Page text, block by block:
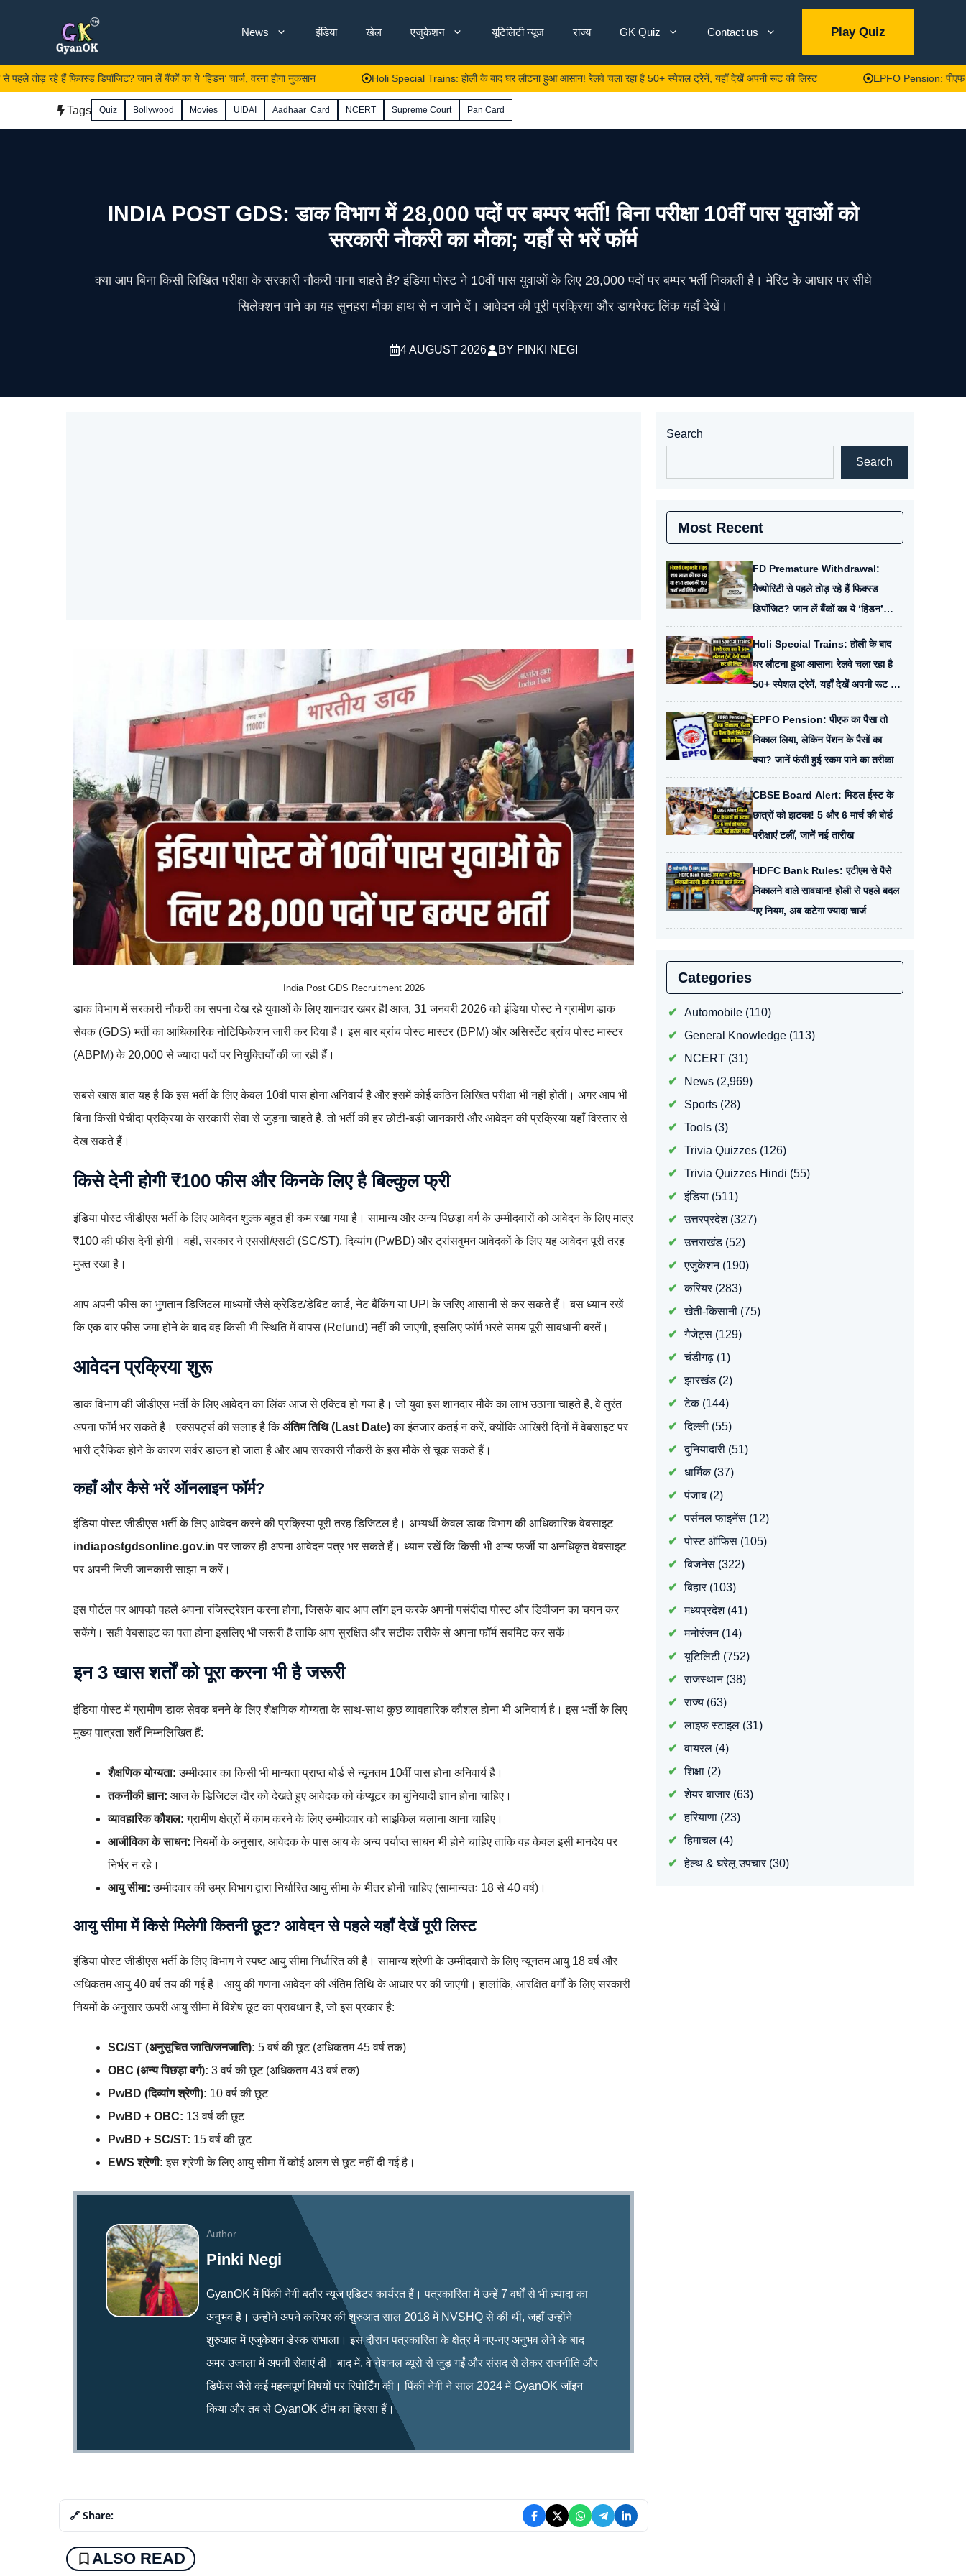
News इंडिया खेल एजुकेशन यूटिलिटी न्यूज राज्य GK Quiz Contact us Play Quiz
फिक्स्ड डिपॉजिट? जान लें बैंकों का ये ‘हिडन’ चार्ज, वरना होगा नुकसान Holi Special Trains: होली के बाद घर लौटना हुआ आसान! रेलवे चला रहा है 50+ स्पेशल ट्रेनें, यहाँ देखें अपनी रूट की लिस्ट EPFO Pension: पीएफ का पैसा तो
Tags Quiz Bollywood Movies UIDAI Aadhaar Card NCERT Supreme Court Pan Card
INDIA POST GDS: डाक विभाग में 28,000 पदों पर बम्पर भर्ती! बिना परीक्षा 10वीं पास युवाओं को
सरकारी नौकरी का मौका; यहाँ से भरें फॉर्म
क्या आप बिना किसी लिखित परीक्षा के सरकारी नौकरी पाना चाहते हैं? इंडिया पोस्ट ने 10वीं पास युवाओं के लिए 28,000 पदों पर बम्पर भर्ती निकाली है। मेरिट के आधार पर सीधे
सिलेक्शन पाने का यह सुनहरा मौका हाथ से न जाने दें। आवेदन की पूरी प्रक्रिया और डायरेक्ट लिंक यहाँ देखें।
4 AUGUST 2026 BY PINKI NEGI
India Post GDS Recruitment 2026
डाक विभाग में सरकारी नौकरी का सपना देख रहे युवाओं के लिए शानदार खबर है! आज, 31 जनवरी 2026 को इंडिया पोस्ट ने ग्रामीण डाक
सेवक (GDS) भर्ती का आधिकारिक नोटिफिकेशन जारी कर दिया है। इस बार ब्रांच पोस्ट मास्टर (BPM) और असिस्टेंट ब्रांच पोस्ट मास्टर
(ABPM) के 20,000 से ज्यादा पदों पर नियुक्तियाँ की जा रही हैं।
सबसे खास बात यह है कि इस भर्ती के लिए केवल 10वीं पास होना अनिवार्य है और इसमें कोई कठिन लिखित परीक्षा भी नहीं होती। अगर आप भी
बिना किसी पेचीदा प्रक्रिया के सरकारी सेवा से जुड़ना चाहते हैं, तो भर्ती की हर छोटी-बड़ी जानकारी और आवेदन की प्रक्रिया यहाँ विस्तार से
देख सकते हैं।
किसे देनी होगी ₹100 फीस और किनके लिए है बिल्कुल फ्री
इंडिया पोस्ट जीडीएस भर्ती के लिए आवेदन शुल्क बहुत ही कम रखा गया है। सामान्य और अन्य पिछड़ा वर्ग के उम्मीदवारों को आवेदन के लिए मात्र
₹100 की फीस देनी होगी। वहीं, सरकार ने एससी/एसटी (SC/ST), दिव्यांग (PwBD) और ट्रांसवुमन आवेदकों के लिए यह आवेदन पूरी तरह
मुफ्त रखा है।
आप अपनी फीस का भुगतान डिजिटल माध्यमों जैसे क्रेडिट/डेबिट कार्ड, नेट बैंकिंग या UPI के जरिए आसानी से कर सकते हैं। बस ध्यान रखें
कि एक बार फीस जमा होने के बाद वह किसी भी स्थिति में वापस (Refund) नहीं की जाएगी, इसलिए फॉर्म भरते समय पूरी सावधानी बरतें।
आवेदन प्रक्रिया शुरू
डाक विभाग की जीडीएस भर्ती के लिए आवेदन का लिंक आज से एक्टिव हो गया है। जो युवा इस शानदार मौके का लाभ उठाना चाहते हैं, वे तुरंत
अपना फॉर्म भर सकते हैं। एक्सपर्ट्स की सलाह है किअंतिम तिथि (Last Date)का इंतजार कतई न करें, क्योंकि आखिरी दिनों में वेबसाइट पर
भारी ट्रैफिक होने के कारण सर्वर डाउन हो जाता है और आप सरकारी नौकरी के इस मौके से चूक सकते हैं।
कहाँ और कैसे भरें ऑनलाइन फॉर्म?
इंडिया पोस्ट जीडीएस भर्ती के लिए आवेदन करने की प्रक्रिया पूरी तरह डिजिटल है। अभ्यर्थी केवल डाक विभाग की आधिकारिक वेबसाइट
indiapostgdsonline.gov.in पर जाकर ही अपना आवेदन पत्र भर सकते हैं। ध्यान रखें कि किसी भी अन्य फर्जी या अनधिकृत वेबसाइट
पर अपनी निजी जानकारी साझा न करें।
इस पोर्टल पर आपको पहले अपना रजिस्ट्रेशन करना होगा, जिसके बाद आप लॉग इन करके अपनी पसंदीदा पोस्ट और डिवीजन का चयन कर
सकेंगे। सही वेबसाइट का पता होना इसलिए भी जरूरी है ताकि आप सुरक्षित और सटीक तरीके से अपना फॉर्म सबमिट कर सकें।
इन 3 खास शर्तों को पूरा करना भी है जरूरी
इंडिया पोस्ट में ग्रामीण डाक सेवक बनने के लिए शैक्षणिक योग्यता के साथ-साथ कुछ व्यावहारिक कौशल होना भी अनिवार्य है। इस भर्ती के लिए
मुख्य पात्रता शर्तें निम्नलिखित हैं:
शैक्षणिक योग्यता: उम्मीदवार का किसी भी मान्यता प्राप्त बोर्ड से न्यूनतम 10वीं पास होना अनिवार्य है।
तकनीकी ज्ञान: आज के डिजिटल दौर को देखते हुए आवेदक को कंप्यूटर का बुनियादी ज्ञान होना चाहिए।
व्यावहारिक कौशल: ग्रामीण क्षेत्रों में काम करने के लिए उम्मीदवार को साइकिल चलाना आना चाहिए।
आजीविका के साधन: नियमों के अनुसार, आवेदक के पास आय के अन्य पर्याप्त साधन भी होने चाहिए ताकि वह केवल इसी मानदेय पर
निर्भर न रहे।
आयु सीमा: उम्मीदवार की उम्र विभाग द्वारा निर्धारित आयु सीमा के भीतर होनी चाहिए (सामान्यतः 18 से 40 वर्ष)।
आयु सीमा में किसे मिलेगी कितनी छूट? आवेदन से पहले यहाँ देखें पूरी लिस्ट
इंडिया पोस्ट जीडीएस भर्ती के लिए विभाग ने स्पष्ट आयु सीमा निर्धारित की है। सामान्य श्रेणी के उम्मीदवारों के लिए न्यूनतम आयु 18 वर्ष और
अधिकतम आयु 40 वर्ष तय की गई है। आयु की गणना आवेदन की अंतिम तिथि के आधार पर की जाएगी। हालांकि, आरक्षित वर्गों के लिए सरकारी
नियमों के अनुसार ऊपरी आयु सीमा में विशेष छूट का प्रावधान है, जो इस प्रकार है:
SC/ST (अनुसूचित जाति/जनजाति): 5 वर्ष की छूट (अधिकतम 45 वर्ष तक)
OBC (अन्य पिछड़ा वर्ग): 3 वर्ष की छूट (अधिकतम 43 वर्ष तक)
PwBD (दिव्यांग श्रेणी): 10 वर्ष की छूट
PwBD + OBC: 13 वर्ष की छूट
PwBD + SC/ST: 15 वर्ष की छूट
EWS श्रेणी: इस श्रेणी के लिए आयु सीमा में कोई अलग से छूट नहीं दी गई है।
Author
Pinki Negi
GyanOK में पिंकी नेगी बतौर न्यूज एडिटर कार्यरत हैं। पत्रकारिता में उन्हें 7 वर्षों से भी ज़्यादा का
अनुभव है। उन्होंने अपने करियर की शुरुआत साल 2018 में NVSHQ से की थी, जहाँ उन्होंने
शुरुआत में एजुकेशन डेस्क संभाला। इस दौरान पत्रकारिता के क्षेत्र में नए-नए अनुभव लेने के बाद
अमर उजाला में अपनी सेवाएं दी। बाद में, वे नेशनल ब्यूरो से जुड़ गईं और संसद से लेकर राजनीति और
डिफेंस जैसे कई महत्वपूर्ण विषयों पर रिपोर्टिंग की। पिंकी नेगी ने साल 2024 में GyanOK जॉइन
किया और तब से GyanOK टीम का हिस्सा हैं।
🔗 Share:
ALSO READ
Search
Search
Most Recent
FD Premature Withdrawal:
मैच्योरिटी से पहले तोड़ रहे हैं फिक्स्ड
डिपॉजिट? जान लें बैंकों का ये ‘हिडन’
चार्ज, वरना होगा नुकसान
Holi Special Trains: होली के बाद
घर लौटना हुआ आसान! रेलवे चला रहा है
50+ स्पेशल ट्रेनें, यहाँ देखें अपनी रूट की
लिस्ट
EPFO Pension: पीएफ का पैसा तो
निकाल लिया, लेकिन पेंशन के पैसों का
क्या? जानें फंसी हुई रकम पाने का तरीका
CBSE Board Alert: मिडल ईस्ट के
छात्रों को झटका! 5 और 6 मार्च की बोर्ड
परीक्षाएं टलीं, जानें नई तारीख
HDFC Bank Rules: एटीएम से पैसे
निकालने वाले सावधान! होली से पहले बदल
गए नियम, अब कटेगा ज्यादा चार्ज
Categories
Automobile(110)
General Knowledge(113)
NCERT(31)
News(2,969)
Sports(28)
Tools(3)
Trivia Quizzes(126)
Trivia Quizzes Hindi (55)
इंडिया(511)
उत्तरप्रदेश(327)
उत्तराखंड(52)
एजुकेशन(190)
करियर(283)
खेती-किसानी(75)
गैजेट्स(129)
चंडीगढ़(1)
झारखंड(2)
टेक(144)
दिल्ली(55)
दुनियादारी(51)
धार्मिक(37)
पंजाब(2)
पर्सनल फाइनेंस(12)
पोस्ट ऑफिस(105)
बिजनेस(322)
बिहार(103)
मध्यप्रदेश(41)
मनोरंजन(14)
यूटिलिटी(752)
राजस्थान(38)
राज्य(63)
लाइफ स्टाइल(31)
वायरल(4)
शिक्षा(2)
शेयर बाजार(63)
हरियाणा(23)
हिमाचल(4)
हेल्थ & घरेलू उपचार(30)